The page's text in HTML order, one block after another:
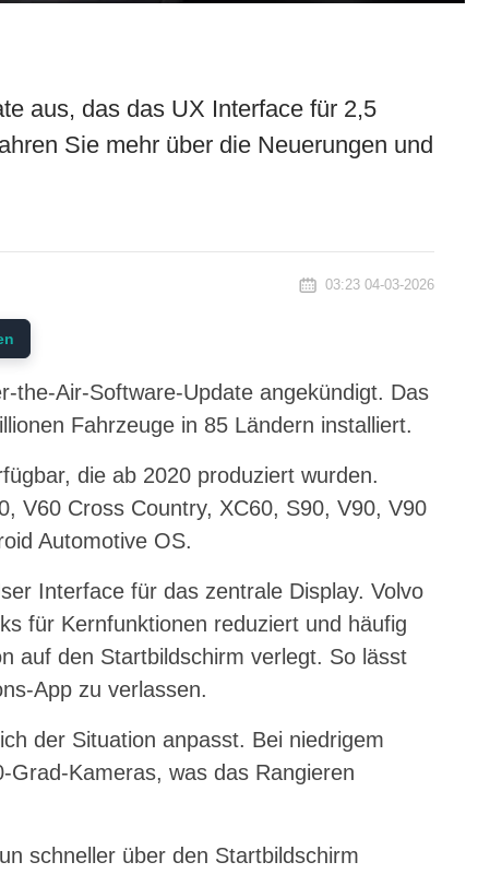
aus, das das UX Interface für 2,5
Sie mehr über die Neuerungen und
03:23 04-03-2026
the-Air-Software-Update angekündigt. Das
Fahrzeuge in 85 Ländern installiert.
die ab 2020 produziert wurden.
V60 Cross Country, XC60, S90, V90, V90
Automotive OS.
Interface für das zentrale Display. Volvo
für Kernfunktionen reduziert und häufig
auf den Startbildschirm verlegt. So lässt
App zu verlassen.
der Situation anpasst. Bei niedrigem
Kameras, was das Rangieren
schneller über den Startbildschirm